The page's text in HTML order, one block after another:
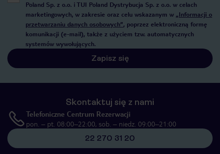
Poland Sp. z o.o. i TUI Poland Dystrybucja Sp. z o.o. w celach
marketingowych, w zakresie oraz celu wskazanym w „Informacji o
przetwarzaniu danych osobowych”, poprzez elektroniczną formę
komunikacji (e-mail), także z użyciem tzw. automatycznych
systemów wywołujących.
Zapisz się
Skontaktuj się z nami
Telefoniczne Centrum Rezerwacji
pon. – pt. 08:00–22:00, sob. – niedz. 09:00–21:00
22 270 31 20